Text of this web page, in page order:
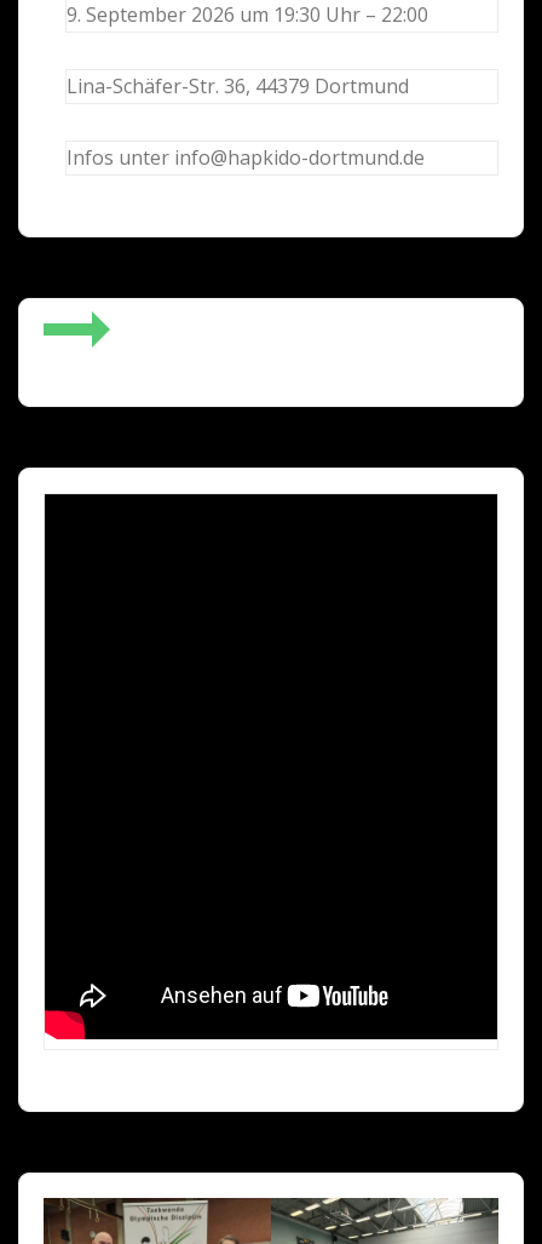
9. September 2026 um 19:30 Uhr – 22:00
Lina-Schäfer-Str. 36, 44379 Dortmund
Infos unter info@hapkido-dortmund.de